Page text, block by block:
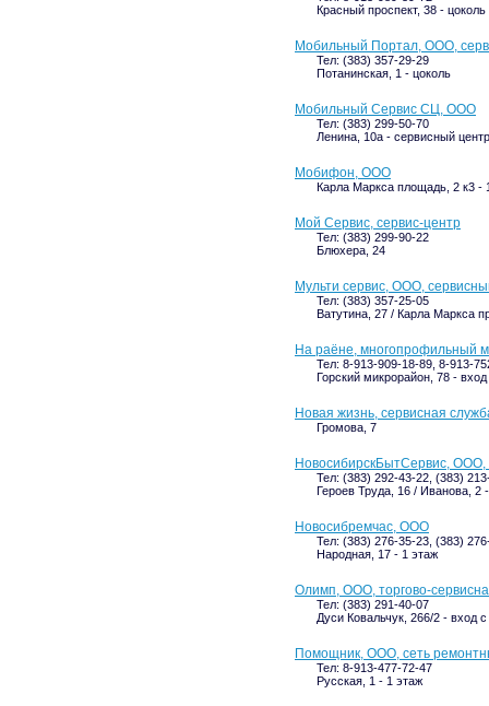
Красный проспект, 38 - цоколь
Мобильный Портал, ООО,
Тел: (383) 357-29-29
Потанинская, 1 - цоколь
Мобильный Сервис СЦ, ООО
Тел: (383) 299-50-70
Ленина, 10а - сервисный
Мобифон, ООО
Карла Маркса площадь, 2 к3 -
Мой Сервис, сервис-центр
Тел: (383) 299-90-22
Блюхера, 24
Мульти сервис, ООО,
Тел: (383) 357-25-05
Ватутина, 27 / Карла Маркса
На раёне, многопрофильный
Тел: 8-913-909-18-89, 8-913-
Горский микрорайон, 78 -
Новая жизнь, сервисная
Громова, 7
НовосибирскБытСервис, ООО,
Тел: (383) 292-43-22, (383)
Героев Труда, 16 / Иванова, 2
Новосибремчас, ООО
Тел: (383) 276-35-23, (383)
Народная, 17 - 1 этаж
Олимп, ООО, торгово-
Тел: (383) 291-40-07
Дуси Ковальчук, 266/2 - вход с
Помощник, ООО, сеть
Тел: 8-913-477-72-47
Русская, 1 - 1 этаж